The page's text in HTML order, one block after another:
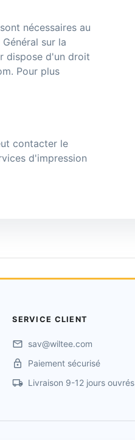
nécessaires au
sur la
dispose d'un droit
Pour plus
contacter le
d'impression
SERVICE CLIENT
sav@wiltee.com
Paiement sécurisé
Livraison 9-12 jours ouvrés